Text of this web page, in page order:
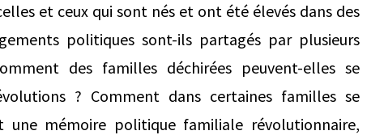
et ceux qui sont nés et ont été élevés dans des
politiques sont-ils partagés par plusieurs
des familles déchirées peuvent-elles se
? Comment dans certaines familles se
une mémoire politique familiale révolutionnaire,